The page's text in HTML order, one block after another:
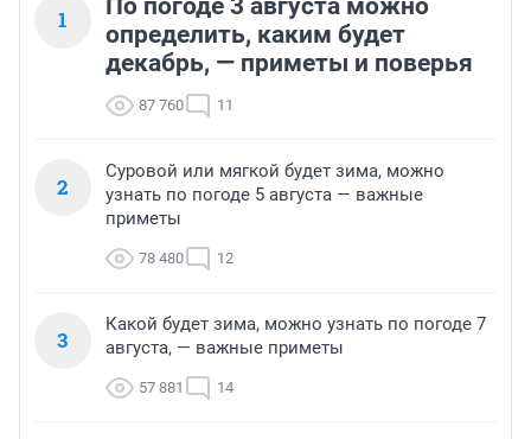
1
По погоде 3 августа можно
определить, каким будет
декабрь, — приметы и поверья
87 760 11
2
Суровой или мягкой будет зима, можно
узнать по погоде 5 августа — важные
приметы
78 480 12
3
Какой будет зима, можно узнать по погоде 7
августа, — важные приметы
57 881 14